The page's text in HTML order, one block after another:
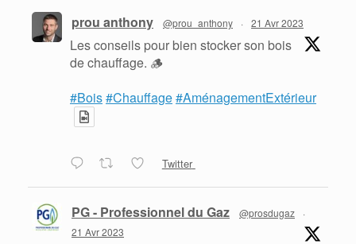
prou anthony @prou_anthony · 21 Avr 2023
Les conseils pour bien stocker son bois
de chauffage. 🪵
#Bois#Chauffage#AménagementExtérieur
Twitter
PG - Professionnel du Gaz @prosdugaz
·
21 Avr 2023